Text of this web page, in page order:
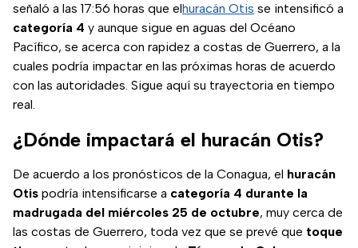
señaló a las 17:56 horas que elhuracán Otis se intensificó a
categoría 4 y aunque sigue en aguas del Océano
Pacífico, se acerca con rapidez a costas de Guerrero, a la
cuales podría impactar en las próximas horas de acuerdo
con las autoridades. Sigue aquí su trayectoria en tiempo
real.
¿Dónde impactará el huracán Otis?
De acuerdo a los pronósticos de la Conagua, el huracán
Otis podría intensificarse a categoría 4 durante la
madrugada del miércoles 25 de octubre, muy cerca de
las costas de Guerrero, toda vez que se prevé que toque